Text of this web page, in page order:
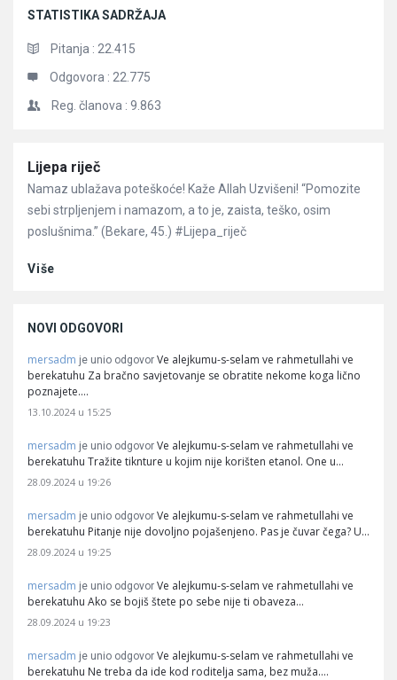
STATISTIKA SADRŽAJA
Pitanja : 22.415
Odgovora : 22.775
Reg. članova : 9.863
Članci
Lijepa riječ
Namaz ublažava poteškoće! Kaže Allah Uzvišeni! “Pomozite
sebi strpljenjem i namazom, a to je, zaista, teško, osim
poslušnima.” (Bekare, 45.) #Lijepa_riječ
Više
NOVI ODGOVORI
mersadm je unio odgovor Ve alejkumu-s-selam ve rahmetullahi ve
berekatuhu Za bračno savjetovanje se obratite nekome koga lično
poznajete.…
13.10.2024 u 15:25
mersadm je unio odgovor Ve alejkumu-s-selam ve rahmetullahi ve
berekatuhu Tražite tiknture u kojim nije korišten etanol. One u…
28.09.2024 u 19:26
mersadm je unio odgovor Ve alejkumu-s-selam ve rahmetullahi ve
berekatuhu Pitanje nije dovoljno pojašenjeno. Pas je čuvar čega? U…
28.09.2024 u 19:25
mersadm je unio odgovor Ve alejkumu-s-selam ve rahmetullahi ve
berekatuhu Ako se bojiš štete po sebe nije ti obaveza…
28.09.2024 u 19:23
mersadm je unio odgovor Ve alejkumu-s-selam ve rahmetullahi ve
berekatuhu Ne treba da ide kod roditelja sama, bez muža.…